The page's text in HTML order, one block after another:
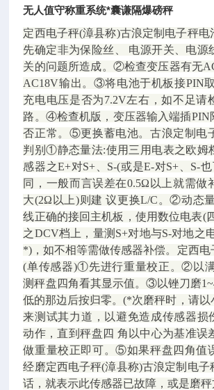
无人值守称重系统*囊谦隔爆磅秤
定西电子秤(漳县称)古浪定制电子秤
先确定非为保险丝、 电源开关、电源
关的问题所造成。②检查变压器有无
AC18V输出。③将电池于机板接PIN
充电电压是否为7.2V左右，如不足请
路。④检查机版，变压器输入端插PIN
否正常。⑤更换蓄电池。古浪定制电
判别①静态量法:使用三用电表之欧姆
感器之E+对S+、S-(或是E-对S+、S-
同，一般而言误差在0.5Ω以上就需做
大(2Ω以上)则建 议更换L/C。②动态
线正确的接回主机板，使用数位电表(
之DCV档上，量测S+对地与S-对地之
*)，如不相等需做传感器补偿。定西电
(单传感器)①先进行重量校正。②以
测秤盘四角看其显示值。③以锉刀磨
低的那边后按归零。(*次磨秤时，请以
来测试其力道，以避免造成传感器
动作，直到秤盘四 角以中心为基准误
做重量校正即可。⑤如果秤盘四角值
经磨定西电子秤(漳县称)古浪定制电子
话，就表示此传感器已故障，或是磨秤